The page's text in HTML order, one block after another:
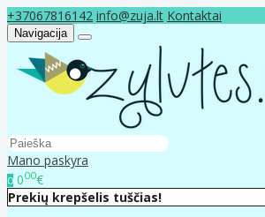
+37067816142 info@zuja.lt Kontaktai
Navigacija
Mano paskyra
0 000€
Prekių krepšelis tuščias!